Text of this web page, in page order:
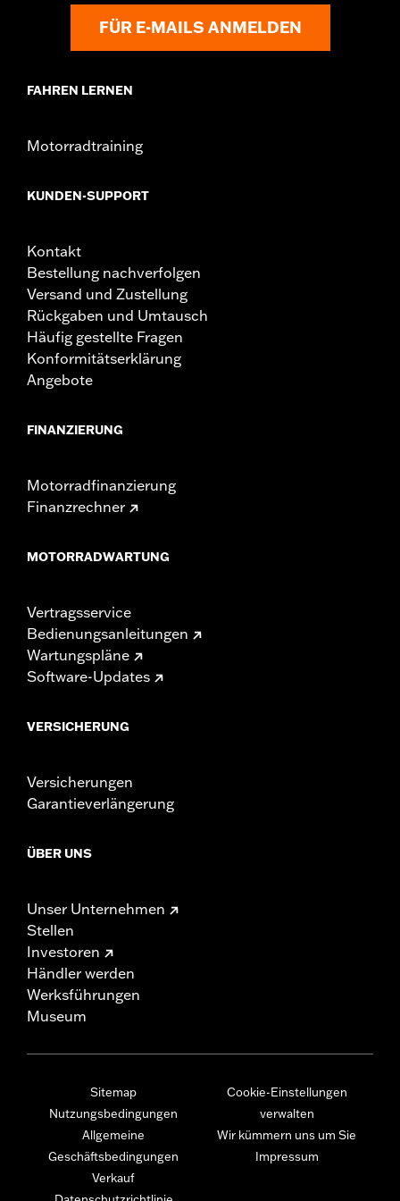
Vertragswerkstatt ausgeführte Screamin’ Eagle Kalibrierung.
Passt nicht für kalifornische Modelle, kaufen Sie stattdessen
Separat erhältlich:Für weitere Details klicken Sie bitte auf die
Screamin' Eagle Stage Upgrade:
„Beschreibung“
FÜR E-MAILS ANMELDEN
FAHREN LERNEN
Motorradtraining
KUNDEN-SUPPORT
Kontakt
Bestellung nachverfolgen
Versand und Zustellung
Rückgaben und Umtausch
Häufig gestellte Fragen
Konformitätserklärung
Angebote
FINANZIERUNG
Motorradfinanzierung
Finanzrechner
MOTORRADWARTUNG
Vertragsservice
Bedienungsanleitungen
Wartungspläne
Software-Updates
VERSICHERUNG
Versicherungen
Garantieverlängerung
ÜBER UNS
Unser Unternehmen
Stellen
Investoren
Händler werden
Werksführungen
Museum
Sitemap
Nutzungsbedingungen
Allgemeine
Geschäftsbedingungen
Verkauf
Cookie-Einstellungen
verwalten
Wir kümmern uns um Sie
Impressum